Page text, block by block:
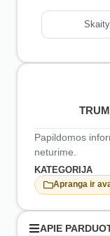
Papildomos
neturime.
KATEGORIJA
Apranga ir
APIE